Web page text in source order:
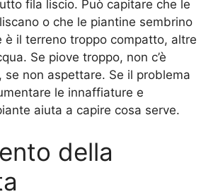
fila liscio. Può capitare che le
o che le piantine sembrino
è il terreno troppo compatto, altre
Se piove troppo, non c’è
se non aspettare. Se il problema
le innaffiature e
aiuta a capire cosa serve.
della